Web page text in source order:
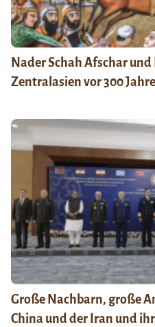
Nader Schah Afschar
Zentralasien vor 300
Große Nachbarn, große
China und der Iran und